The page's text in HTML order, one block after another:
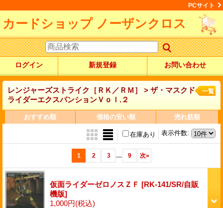
PCサイト
カードショップ ノーザンクロス
ログイン 新規登録 お問い合わせ
レンジャーズストライク［ＲＫ／ＲＭ］ > ザ・マスクド
ライダーエクスパンションＶｏｌ.２
一覧
おすすめ順 価格の安い順 売れ筋順
表示件数:
在庫あり
1 2 3 ... 9 次»
仮面ライダーゼロノスＺＦ [RK-141/SR/自販
機版]
1,000円(税込)